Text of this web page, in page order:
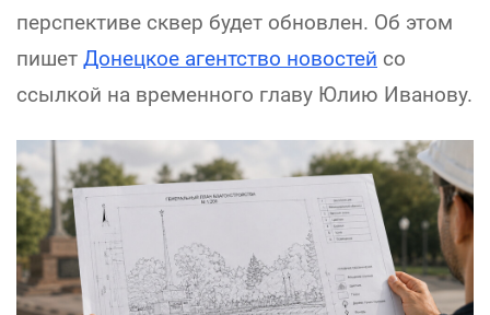
перспективе сквер будет обновлен. Об этом
пишет Донецкое агентство новостей со
ссылкой на временного главу Юлию Иванову.